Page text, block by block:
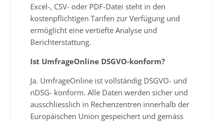
Excel-, CSV- oder PDF-Datei steht in den
kostenpflichtigen Tarifen zur Verfügung und
ermöglicht eine vertiefte Analyse und
Berichterstattung.
Ist UmfrageOnline DSGVO-konform?
Ja. UmfrageOnline ist vollständig DSGVO- und
nDSG- konform. Alle Daten werden sicher und
ausschliesslich in Rechenzentren innerhalb der
Europäischen Union gespeichert und gemäss